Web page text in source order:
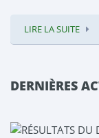
LIRE LA SUITE